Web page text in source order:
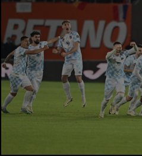
Cupa României
Echipa Națională
U21
Fotbal feminin
Special
Diverse